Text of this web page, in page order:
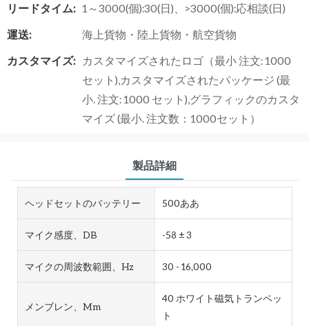
リードタイム: 1～3000(個):30(日)、>3000(個):応相談(日)
運送:
海上貨物・陸上貨物・航空貨物
カスタマイズ:
カスタマイズされたロゴ（最小 注文: 1000
セット),カスタマイズされたパッケージ (最
小. 注文: 1000 セット),グラフィックのカスタ
マイズ (最小. 注文数：1000セット）
製品詳細
ヘッドセットのバッテリー 500ああ
マイク感度、dB -58 ± 3
マイクの周波数範囲、Hz 30 - 16,000
メンブレン、mm
40 ホワイト磁気トランペッ
ト